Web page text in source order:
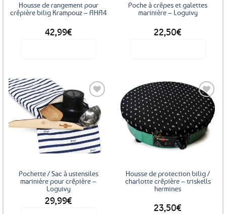
Housse de rangement pour
crêpière bilig Krampouz – AHA4
42,99€
Poche à crêpes et galettes
marinière – Loguivy
22,50€
Ajouter
aux
favoris
Pochette / Sac à ustensiles
marinière pour crêpière –
Loguivy
29,99€
Ajouter
aux
favoris
Housse de protection bilig /
charlotte crêpière – triskells
hermines
23,50€